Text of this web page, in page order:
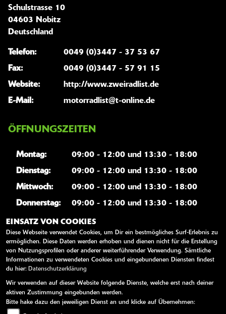
Schulstrasse 10
04603 Nobitz
Deutschland
Telefon:
0049 (0)3447 - 37 53 67
Fax:
0049 (0)3447 - 57 91 15
Website:
http://www.zweiradlist.de
E-Mail:
motorradlist@t-online.de
ÖFFNUNGSZEITEN
Montag:
09:00 - 12:00 und 13:30 - 18:00
Dienstag:
09:00 - 12:00 und 13:30 - 18:00
Mittwoch:
09:00 - 12:00 und 13:30 - 18:00
Donnerstag:
09:00 - 12:00 und 13:30 - 18:00
Freitag:
09:00 - 12:00 und 13:30 - 18:00
Samstag:
09:00 - 12:00
Sonntag:
geschlossen
WEITERE LINKS
Kawasaki News
EINSATZ VON COOKIES
Diese Webseite verwendet Cookies, um Dir ein bestmögliches Surf-Erlebnis zu
ermöglichen. Diese Daten werden erhoben und dienen nicht für die Erstellung
von Nutzungsprofilen oder anderer weiterführender Verwendung. Sämtliche
Informationen zu verwendeten Cookies und eingebundenen Diensten findest
du hier: Datenschutzerklärung
Wir verwenden auf dieser Website folgende Dienste, welche erst nach deiner
aktiven Zustimmung eingebunden werden.
Bitte hake dazu den jeweiligen Dienst an und klicke auf Übernehmen: